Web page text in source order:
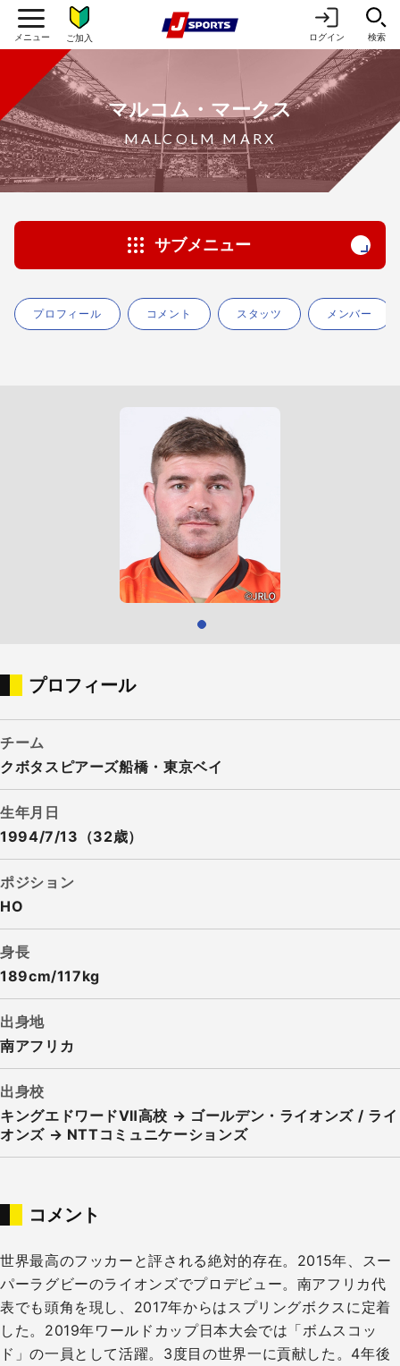
ご加入 ログイン 検索
マルコム・マークス
MALCOLM MARX
サブメニュー
プロフィール コメント スタッツ メンバー
プロフィール
チーム
クボタスピアーズ船橋・東京ベイ
生年月日
1994/7/13（32歳）
ポジション
HO
身長
189cm/117kg
出身地
南アフリカ
出身校
キングエドワードⅦ高校 → ゴールデン・ライオンズ / ライ
オンズ → NTTコミュニケーションズ
コメント
世界最高のフッカーと評される絶対的存在。2015年、スー
パーラグビーのライオンズでプロデビュー。南アフリカ代
表でも頭角を現し、2017年からはスプリングボクスに定着
した。2019年ワールドカップ日本大会では「ボムスコッ
ド」の一員として活躍。3度目の世界一に貢献した。4年後